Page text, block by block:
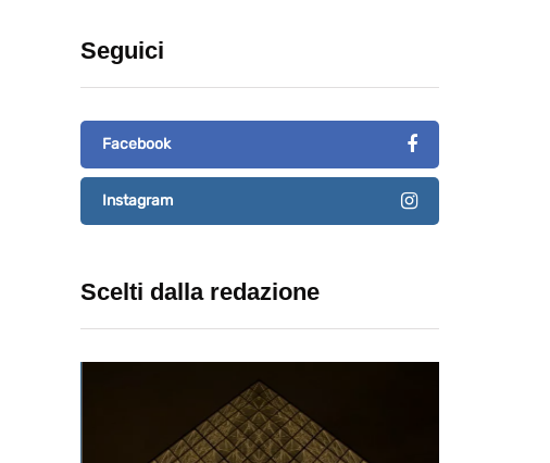
Seguici
Facebook
Instagram
Scelti dalla redazione